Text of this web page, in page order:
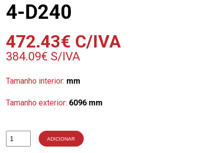
4-D240
472.43€ C/IVA
384.09€ S/IVA
Tamanho interior: mm
Tamanho exterior: 6096 mm
Quantidade
ADICIONAR